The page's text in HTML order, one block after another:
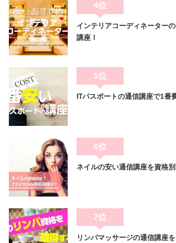
4位
インテリアコーディネーター
講座！
5位
ITパスポートの通信講座で1番
6位
ネイルの安い通信講座を資格別
7位
リンパマッサージの通信講座を